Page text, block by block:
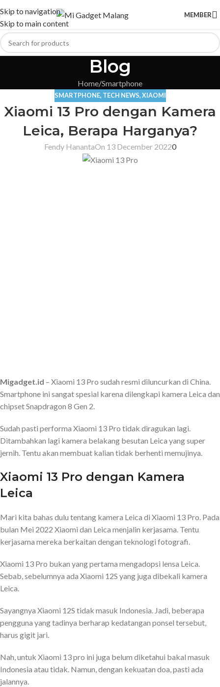
Skip to navigation
Skip to main content
MEMBER
Blog
Home Smartphone
SMARTPHONE, TECH NEWS,XIAOMI
Xiaomi 13 Pro dengan Kamera
Leica, Berapa Harganya?
Fendy HanantaOn 13 December 20220
Migadget.id – Xiaomi 13 Pro sudah resmi diluncurkan di China.
Smartphone ini sangat spesial karena dilengkapi kamera Leica dan
chipset Snapdragon 8 Gen 2.
Sudah pasti performa Xiaomi 13 Pro tidak diragukan lagi.
Ditambahkan lagi kamera belakang besutan Leica yang super
jernih. Tentu akan membuat kalian tidak berhenti memujinya.
Xiaomi 13 Pro dengan Kamera
Leica
Mari kita bahas dulu tentang kamera Leica di Xiaomi 13 Pro. Pada
bulan Mei 2022 Xiaomi dan Leica menjalin kerjasama. Tentu
kerjasama mereka berkaitan dengan teknologi fotografi.
Xiaomi 13 Pro bukan yang pertama mengadopsi lensa Leica.
Sebab, sebelumnya ada Xiaomi 12S yang juga dibekali kamera
Leica.
Sayangnya Xiaomi 12S tidak masuk Indonesia. Jadi, beberapa
pengguna yang tadinya berharap kedatangan ponsel tersebut,
harus gigit jari.
Nah, untuk Xiaomi 13 pro ini juga belum diketahui bakal masuk
Indonesia atau tidak. Namun, dengan kekuatan doa, pasti ada
jalannya.